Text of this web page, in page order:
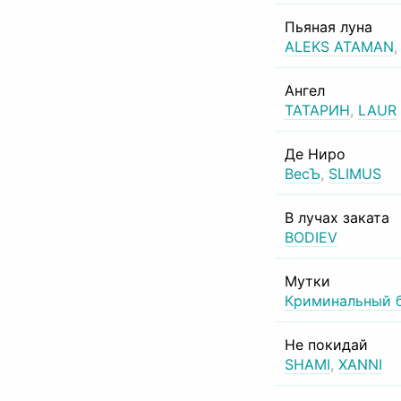
Пьяная луна
ALEKS ATAMAN,
Ангел
ТАТАРИН, LAUR
Де Ниро
ВесЪ, SLIMUS
В лучах заката
BODIEV
Мутки
Криминальный
Не покидай
SHAMI, XANNI